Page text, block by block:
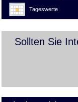
Tageswerte
Sollten Sie